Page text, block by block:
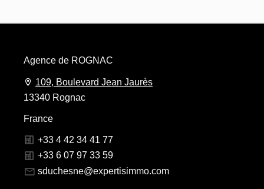
Agence de ROGNAC
109, Boulevard Jean Jaurès
13340 Rognac
France
+33 4 42 34 41 77
+33 6 07 97 33 59
sduchesne@expertisimmo.com